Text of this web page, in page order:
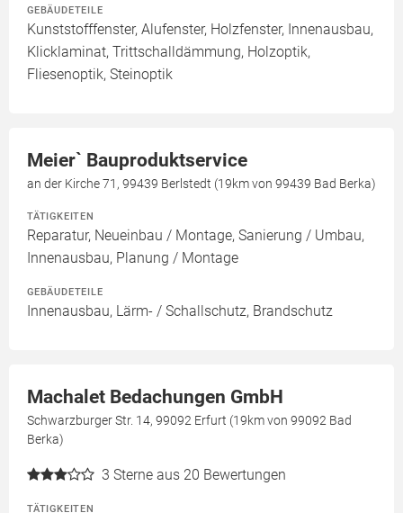
GEBÄUDETEILE
Kunststofffenster, Alufenster, Holzfenster, Innenausbau,
Klicklaminat, Trittschalldämmung, Holzoptik,
Fliesenoptik, Steinoptik
Meier` Bauproduktservice
an der Kirche 71, 99439 Berlstedt (19km von 99439 Bad Berka)
TÄTIGKEITEN
Reparatur, Neueinbau / Montage, Sanierung / Umbau,
Innenausbau, Planung / Montage
GEBÄUDETEILE
Innenausbau, Lärm- / Schallschutz, Brandschutz
Machalet Bedachungen GmbH
Schwarzburger Str. 14, 99092 Erfurt (19km von 99092 Bad
Berka)
3 Sterne aus 20 Bewertungen
TÄTIGKEITEN